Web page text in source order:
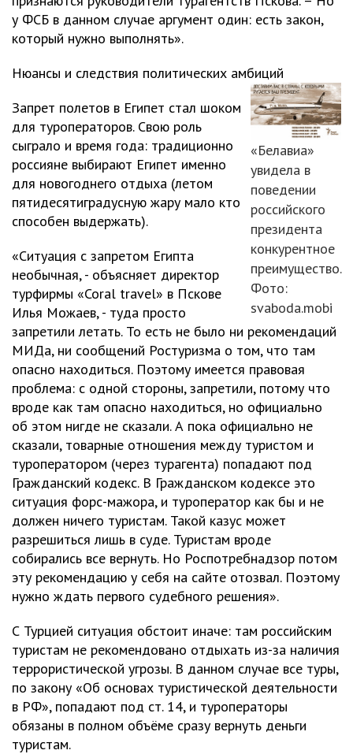
у ФСБ в данном случае аргумент один: есть закон,
который нужно выполнять».
Нюансы и следствия политических амбиций
«Белавиа»
увидела в
поведении
российского
президента
конкурентное
преимущество.
Фото:
svaboda.mobi
Запрет полетов в Египет стал шоком
для туроператоров. Свою роль
сыграло и время года: традиционно
россияне выбирают Египет именно
для новогоднего отдыха (летом
пятидесятиградусную жару мало кто
способен выдержать).
«Ситуация с запретом Египта
необычная, - объясняет директор
турфирмы «Coral travel» в Пскове
Илья Можаев, - туда просто
запретили летать. То есть не было ни рекомендаций
МИДа, ни сообщений Ростуризма о том, что там
опасно находиться. Поэтому имеется правовая
проблема: с одной стороны, запретили, потому что
вроде как там опасно находиться, но официально
об этом нигде не сказали. А пока официально не
сказали, товарные отношения между туристом и
туроператором (через турагента) попадают под
Гражданский кодекс. В Гражданском кодексе это
ситуация форс-мажора, и туроператор как бы и не
должен ничего туристам. Такой казус может
разрешиться лишь в суде. Туристам вроде
собирались все вернуть. Но Роспотребнадзор потом
эту рекомендацию у себя на сайте отозвал. Поэтому
нужно ждать первого судебного решения».
С Турцией ситуация обстоит иначе: там российским
туристам не рекомендовано отдыхать из-за наличия
террористической угрозы. В данном случае все туры,
по закону «Об основах туристической деятельности
в РФ», попадают под ст. 14, и туроператоры
обязаны в полном объёме сразу вернуть деньги
туристам.